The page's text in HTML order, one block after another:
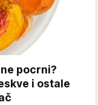
pocrni?
i ostale